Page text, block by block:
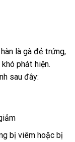
là gà đẻ trứng,
phát hiện.
sau đây:
bị viêm hoặc bị